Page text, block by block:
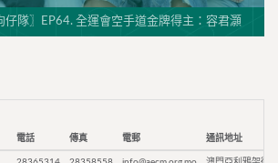
仔隊〗EP64. 全運會空手道金牌得主：容君灝
電話 傳真 電郵 通訊地址